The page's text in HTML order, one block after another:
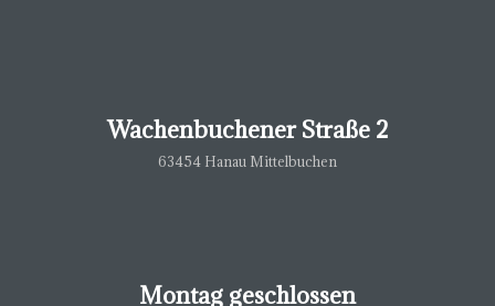
Wachenbuchener Straße 2
63454 Hanau Mittelbuchen
Montag geschlossen